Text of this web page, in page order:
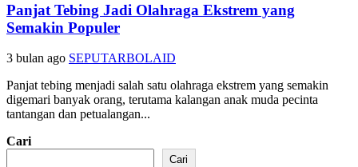
Panjat Tebing Jadi Olahraga Ekstrem yang
Semakin Populer
3 bulan ago SEPUTARBOLAID
Panjat tebing menjadi salah satu olahraga ekstrem yang semakin
digemari banyak orang, terutama kalangan anak muda pecinta
tantangan dan petualangan...
Cari
Cari